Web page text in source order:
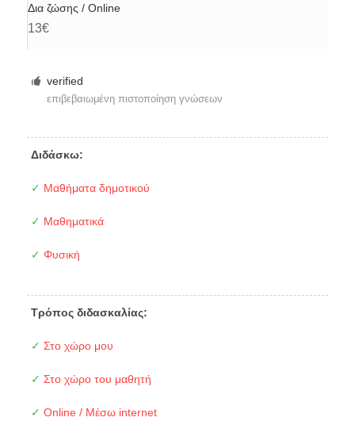
Δια ζώσης / Online
13€
verified
επιβεβαιωμένη πιστοποίηση γνώσεων
Διδάσκω:
✓ Μαθήματα δημοτικού
✓ Μαθηματικά
✓ Φυσική
Τρόπος διδασκαλίας:
✓ Στο χώρο μου
✓ Στο χώρο του μαθητή
✓ Online / Μέσω internet